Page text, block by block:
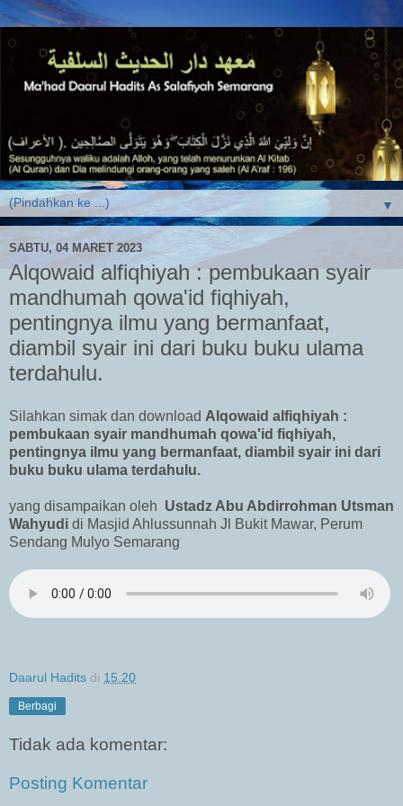
▼
SABTU, 04 MARET 2023
Alqowaid alfiqhiyah : pembukaan syair
mandhumah qowa'id fiqhiyah,
pentingnya ilmu yang bermanfaat,
diambil syair ini dari buku buku ulama
terdahulu.
Silahkan simak dan download Alqowaid alfiqhiyah :
pembukaan syair mandhumah qowa'id fiqhiyah,
pentingnya ilmu yang bermanfaat, diambil syair ini dari
buku buku ulama terdahulu.
yang disampaikan oleh Ustadz Abu Abdirrohman Utsman
Wahyudi di Masjid Ahlussunnah Jl Bukit Mawar, Perum
Sendang Mulyo Semarang
Daarul Hadits di 15.20
Berbagi
Tidak ada komentar:
Posting Komentar